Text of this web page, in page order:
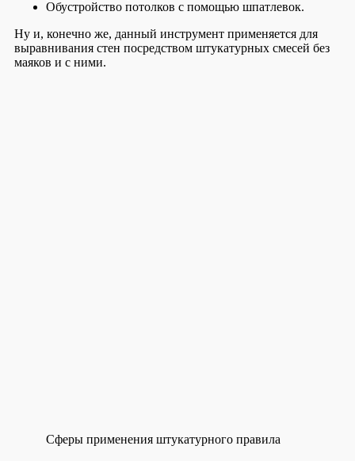
Обустройство потолков с помощью шпатлевок.
Ну и, конечно же, данный инструмент применяется для
выравнивания стен посредством штукатурных смесей без
маяков и с ними.
Сферы применения штукатурного правила